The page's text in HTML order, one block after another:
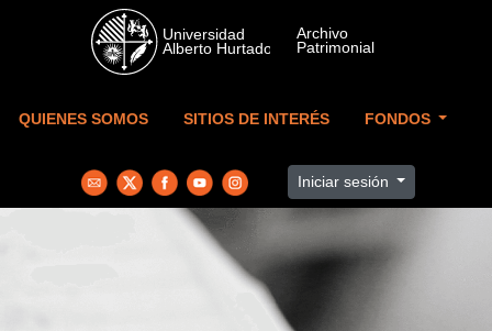
Skip to main content
QUIENES SOMOS SITIOS DE INTERÉS FONDOS
Iniciar sesión